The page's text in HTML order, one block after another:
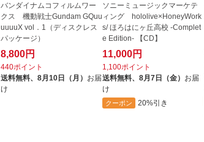
バンダイナムコフィルムワー
クス 機動戦士Gundam GQuu
uuuuX vol．1（ディスクレス
パッケージ）
8,800円
440ポイント
送料無料、 8月10日（月） お届
け
ソニーミュージックマーケテ
ィング hololive×HoneyWork
s/ ほろはにヶ丘高校 -Complet
e Edition- 【CD】
11,000円
1,100ポイント
送料無料、8月7日（金） お届
け
クーポン 20%引き